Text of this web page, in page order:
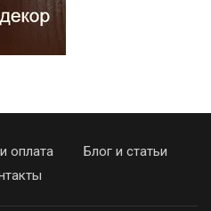
оплата
Блог и статьи